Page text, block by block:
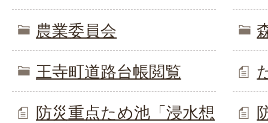
農業委員会
王寺町道路台帳閲覧
防災重点ため池「浸水想